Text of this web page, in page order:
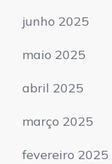
junho 2025
maio 2025
abril 2025
março 2025
fevereiro 2025